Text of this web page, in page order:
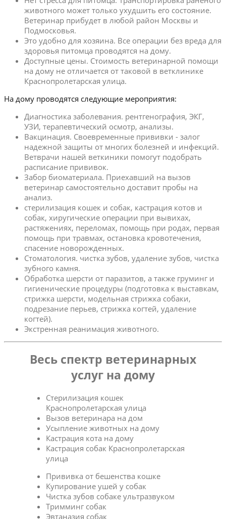
животного может только ухудшить его состояние.
Ветеринар прибудет в любой район Москвы и
Подмосковья.
Это удобно для хозяина. Все операции без вреда для
здоровья питомца проводятся на дому.
Доступные цены. Стоимость ветеринарной помощи
на дому не отличается от таковой в ветклинике
Краснопролетарская улица.
На дому проводятся следующие мероприятия:
Диагностика заболевания. рентгенография, ЭКГ,
УЗИ, терапевтический осмотр, анализы.
Вакцинация. Своевременные прививки - залог
надежной защиты от многих болезней и инфекций.
Ветврачи нашей веткиники помогут подобрать
расписание прививок.
Забор биоматериала. Приехавший на вызов
ветеринар самостоятельно доставит пробы на
анализ.
стерилизация кошек и собак, кастрация котов и
собак, хиругические операции при вывихах,
растяжениях, переломах, помощь при родах, первая
помощь при травмах, остановка кровотечения,
спасение новорожденных.
Стоматология. чистка зубов, удаление зубов, чистка
зубного камня.
Обработка шерсти от паразитов, а также груминг и
гигиенические процедуры (подготовка к выставкам,
стрижка шерсти, модельная стрижка собаки,
подрезание перьев, стрижка когтей, удаление
когтей).
Экстренная реанимация животного.
Весь спектр ветеринарных
услуг на дому
Стерилизация кошек
Краснопролетарская улица
Вызов ветеринара на дом
Усыпление животных на дому
Кастрация кота на дому
Кастрация собак Краснопролетарская
улица
Прививка от бешенства кошке
Купирование ушей у собак
Чистка зубов собаке ультразвуком
Тримминг собак
Эвтаназия собак